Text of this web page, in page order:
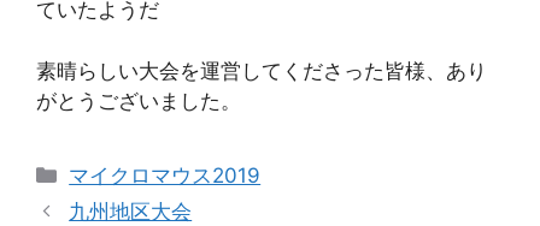
ていたようだ
素晴らしい大会を運営してくださった皆様、あり
がとうございました。
カ
テ
マイクロマウス2019
九州地区大会